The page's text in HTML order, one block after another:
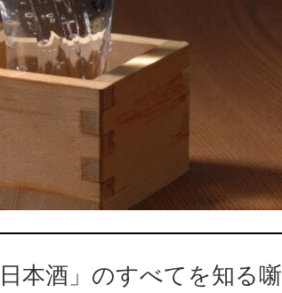
本酒」のすべてを知る噺